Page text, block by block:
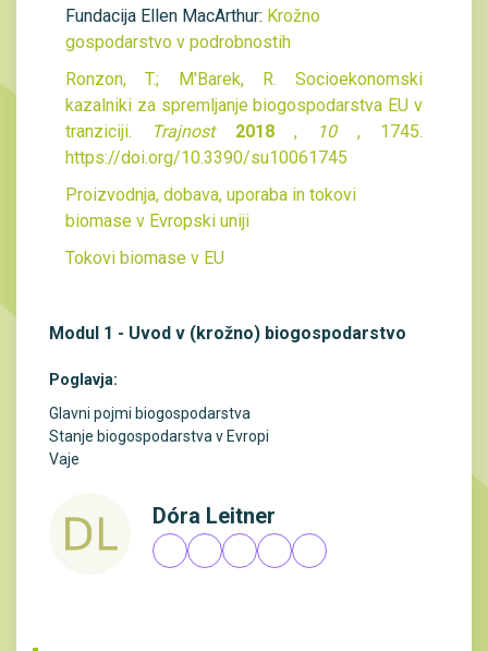
Modul 1 - Uvod v (krožno) biogospodarstvo
Poglavja:
Glavni pojmi biogospodarstva
Stanje biogospodarstva v Evropi
Vaje
Dóra Leitner
Fundacija Ellen MacArthur: Krožno
gospodarstvo v podrobnostih
Ronzon, T.; M'Barek, R. Socioekonomski
kazalniki za spremljanje biogospodarstva EU v
tranziciji.
Trajnost 2018, 10, 1745.
https://doi.org/10.3390/su10061745
Proizvodnja, dobava, uporaba in tokovi
biomase v Evropski uniji
Tokovi biomase v EU